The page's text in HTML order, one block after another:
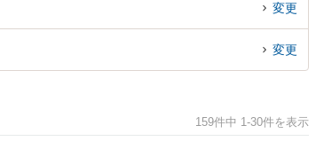
変更
変更
159件中 1-30件を表示